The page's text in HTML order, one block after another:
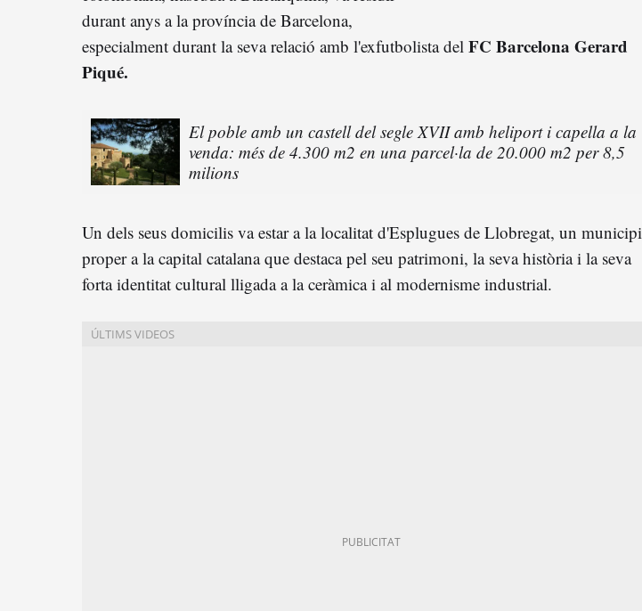
durant anys a la província de Barcelona,
especialment durant la seva relació amb l'exfutbolista del FC Barcelona Gerard
Piqué.
El poble amb un castell del segle XVII amb heliport i capella a la
venda: més de 4.300 m2 en una parcel·la de 20.000 m2 per 8,5
milions
Un dels seus domicilis va estar a la localitat d'Esplugues de Llobregat, un municipi
proper a la capital catalana que destaca pel seu patrimoni, la seva història i la seva
forta identitat cultural lligada a la ceràmica i al modernisme industrial.